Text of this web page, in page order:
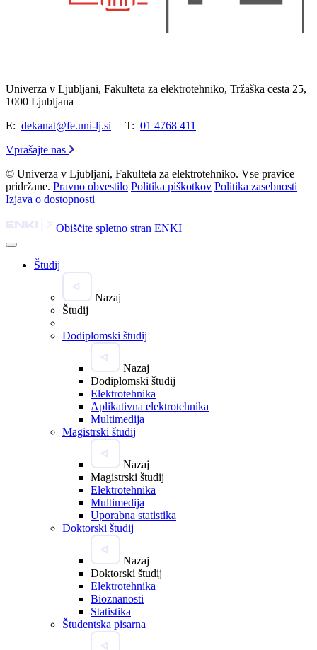
Univerza v Ljubljani, Fakulteta za elektrotehniko, Tržaška cesta 25,
1000 Ljubljana
E: dekanat@fe.uni-lj.si T: 01 4768 411
Vprašajte nas
© Univerza v Ljubljani, Fakulteta za elektrotehniko. Vse pravice
pridržane. Pravno obvestilo Politika piškotkov Politika zasebnosti
Izjava o dostopnosti
Obiščite spletno stran ENKI
Študij
Nazaj
Študij
Dodiplomski študij
Nazaj
Dodiplomski študij
Elektrotehnika
Aplikativna elektrotehnika
Multimedija
Magistrski študij
Nazaj
Magistrski študij
Elektrotehnika
Multimedija
Uporabna statistika
Doktorski študij
Nazaj
Doktorski študij
Elektrotehnika
Bioznanosti
Statistika
Študentska pisarna